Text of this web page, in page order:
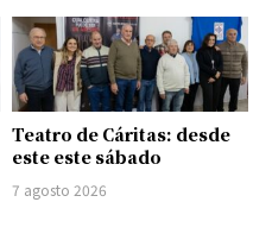
Teatro de Cáritas: desde
este este sábado
7 agosto 2026